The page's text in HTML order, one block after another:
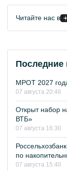
Читайте нас в
Последние
МРОТ 2027
07 августа 20:46
Открыт набор
ВТБ»
07 августа 16:30
по
07 августа 15:40